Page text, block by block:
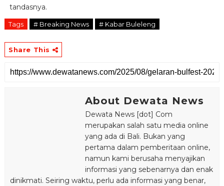
tandasnya.
Tags # Breaking News # Kabar Buleleng
Share This
About Dewata News
Dewata News [dot] Com
merupakan salah satu media online
yang ada di Bali. Bukan yang
pertama dalam pemberitaan online,
namun kami berusaha menyajikan
informasi yang sebenarnya dan enak
dinikmati. Seiring waktu, perlu ada informasi yang benar,